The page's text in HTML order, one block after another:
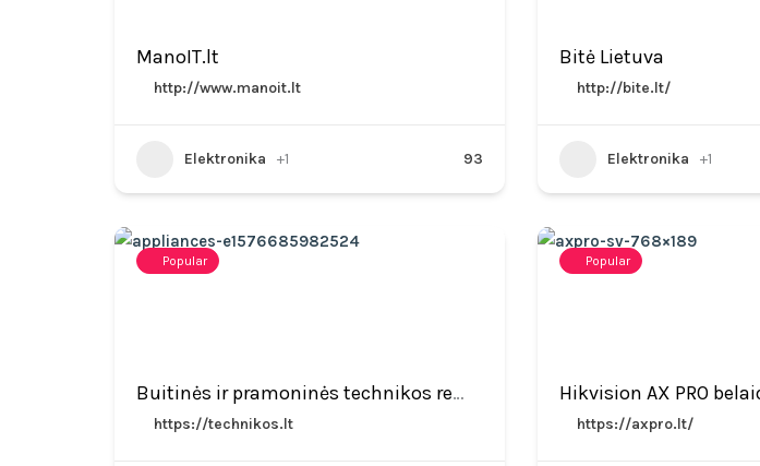
ManoIT.lt
http://www.manoit.lt
Elektronika +1 93
Bitė Lietuva
http://bite.lt/
Elektronika +1
Popular
Buitinės ir pramoninės technikos remontas Vilniuje
https://technikos.lt
Popular
https://axpro.lt/